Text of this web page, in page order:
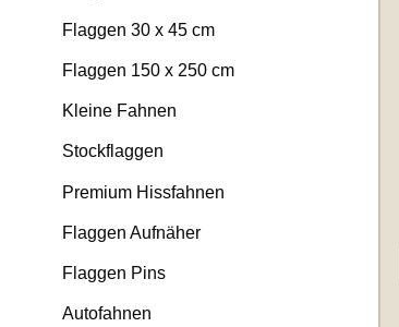
Flaggen 30 x 45 cm
Flaggen 150 x 250 cm
Kleine Fahnen
Stockflaggen
Premium Hissfahnen
Flaggen Aufnäher
Flaggen Pins
Autofahnen